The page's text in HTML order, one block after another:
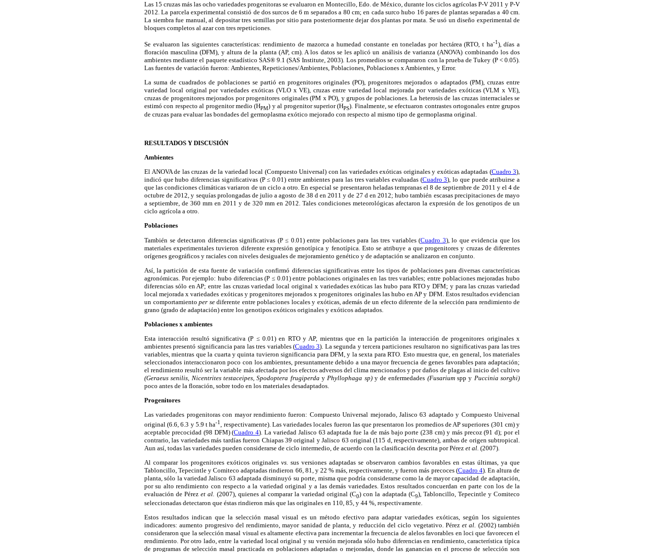
Las 15 cruzas más las ocho variedades progenitoras se evaluaron en Montecillo, Edo. de México, durante los ciclos agrícolas P-V 2011 y P-V
2012. La parcela experimental consistió de dos surcos de 6 m separados a 80 cm; en cada surco hubo 16 pares de plantas separadas a 40 cm.
La siembra fue manual, al depositar tres semillas por sitio para posteriormente dejar dos plantas por mata. Se usó un diseño experimental de
bloques completos al azar con tres repeticiones.
Se evaluaron las siguientes características: rendimiento de mazorca a humedad constante en toneladas por hectárea (RTO, t ha-1), días a
floración masculina (DFM), y altura de la planta (AP, cm). A los datos se les aplicó un análisis de varianza (ANOVA) combinando los dos
ambientes mediante el paquete estadístico SAS® 9.1 (SAS Institute, 2003). Los promedios se compararon con la prueba de Tukey (P < 0.05).
Las fuentes de variación fueron: Ambientes, Repeticiones/Ambientes, Poblaciones, Poblaciones x Ambientes, y Error.
La suma de cuadrados de poblaciones se partió en progenitores originales (PO), progenitores mejorados o adaptados (PM), cruzas entre
variedad local original por variedades exóticas (VLO x VE), cruzas entre variedad local mejorada por variedades exóticas (VLM x VE),
cruzas de progenitores mejorados por progenitores originales (PM x PO), y grupos de poblaciones. La heterosis de las cruzas interraciales se
estimó con respecto al progenitor medio (HPM) y al progenitor superior (HPS). Finalmente, se efectuaron contrastes ortogonales entre grupos
de cruzas para evaluar las bondades del germoplasma exótico mejorado con respecto al mismo tipo de germoplasma original.
RESULTADOS Y DISCUSIÓN
Ambientes
El ANOVA de las cruzas de la variedad local (Compuesto Universal) con las variedades exóticas originales y exóticas adaptadas (Cuadro 3),
indicó que hubo diferencias significativas (P ≤ 0.01) entre ambientes para las tres variables evaluadas (Cuadro 3), lo que puede atribuirse a
que las condiciones climáticas variaron de un ciclo a otro. En especial se presentaron heladas tempranas el 8 de septiembre de 2011 y el 4 de
octubre de 2012, y sequías prolongadas de julio a agosto de 38 d en 2011 y de 27 d en 2012; hubo también escasas precipitaciones de mayo
a septiembre, de 360 mm en 2011 y de 320 mm en 2012. Tales condiciones meteorológicas afectaron la expresión de los genotipos de un
ciclo agrícola a otro.
Poblaciones
También se detectaron diferencias significativas (P ≤ 0.01) entre poblaciones para las tres variables (Cuadro 3), lo que evidencia que los
materiales experimentales tuvieron diferente expresión genotípica y fenotípica. Esto se atribuye a que progenitores y cruzas de diferentes
orígenes geográficos y raciales con niveles desiguales de mejoramiento genético y de adaptación se analizaron en conjunto.
Así, la partición de esta fuente de variación confirmó diferencias significativas entre los tipos de poblaciones para diversas características
agronómicas. Por ejemplo: hubo diferencias (P ≤ 0.01) entre poblaciones originales en las tres variables; entre poblaciones mejoradas hubo
diferencias sólo en AP; entre las cruzas variedad local original x variedades exóticas las hubo para RTO y DFM; y para las cruzas variedad
local mejorada x variedades exóticas y progenitores mejorados x progenitores originales las hubo en AP y DFM. Estos resultados evidencian
un comportamiento per sediferente entre poblaciones locales y exóticas, además de un efecto diferente de la selección para rendimiento de
grano (grado de adaptación) entre los genotipos exóticos originales y exóticos adaptados.
Poblaciones x ambientes
Esta interacción resultó significativa (P ≤ 0.01) en RTO y AP, mientras que en la partición la interacción de progenitores originales x
ambientes presentó significancia para las tres variables (Cuadro 3). La segunda y tercera particiones resultaron no significativas para las tres
variables, mientras que la cuarta y quinta tuvieron significancia para DFM, y la sexta para RTO. Esto muestra que, en general, los materiales
seleccionados interaccionaron poco con los ambientes, presuntamente debido a una mayor frecuencia de genes favorables para adaptación;
el rendimiento resultó ser la variable más afectada por los efectos adversos del clima mencionados y por daños de plagas al inicio del cultivo
(Geraeus senilis, Nicentrites testaceipes, Spodoptera frugiperda yPhyllophaga sp)y de enfermedades (Fusariumspp y Puccinia sorghi)
poco antes de la floración, sobre todo en los materiales desadaptados.
Progenitores
Las variedades progenitoras con mayor rendimiento fueron: Compuesto Universal mejorado, Jalisco 63 adaptado y Compuesto Universal
original (6.6, 6.3 y 5.9 t ha-1
, respectivamente). Las variedades locales fueron las que presentaron los promedios de AP superiores (301 cm) y
aceptable precocidad (98 DFM) (Cuadro 4). La variedad Jalisco 63 adaptada fue la de más bajo porte (238 cm) y más precoz (91 d); por el
contrario, las variedades más tardías fueron Chiapas 39 original y Jalisco 63 original (115 d, respectivamente), ambas de origen subtropical.
Aun así, todas las variedades pueden considerarse de ciclo intermedio, de acuerdo con la clasificación descrita por Pérez et al. (2007).
Al comparar los progenitores exóticos originales vs. sus versiones adaptadas se observaron cambios favorables en estas últimas, ya que
Tabloncillo, Tepecintle y Comiteco adaptadas rindieron 66, 81, y 22 % más, respectivamente, y fueron más precoces (Cuadro 4). En altura de
planta, sólo la variedad Jalisco 63 adaptada disminuyó su porte, misma que podría considerarse como la de mayor capacidad de adaptación,
por su alto rendimiento con respecto a la variedad original y a las demás variedades. Estos resultados concuerdan en parte con los de la
evaluación de Pérezet al. (2007), quienes al comparar la variedad original (C0) con la adaptada (C9), Tabloncillo, Tepecintle y Comiteco
seleccionadas detectaron que éstas rindieron más que las originales en 110, 85, y 44 %, respectivamente.
Estos resultados indican que la selección masal visual es un método efectivo para adaptar variedades exóticas, según los siguientes
indicadores: aumento progresivo del rendimiento, mayor sanidad de planta, y reducción del ciclo vegetativo. Pérezet al. (2002) también
consideraron que la selección masal visual es altamente efectiva para incrementar la frecuencia de alelos favorables en loci que favorecen el
rendimiento. Por otro lado, entre la variedad local original y su versión mejorada sólo hubo diferencias en rendimiento, característica típica
de programas de selección masal practicada en poblaciones adaptadas o mejoradas, donde las ganancias en el proceso de selección son